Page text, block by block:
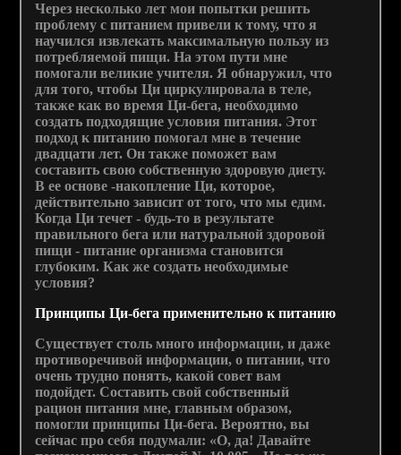
Через несколько лет мои попытки решить
проблему с питанием привели к тому, что я
научился извлекать максимальную пользу из
потребляемой пищи. На этом пути мне
помогали великие учителя. Я обнаружил, что
для того, чтобы Ци циркулировала в теле,
также как во время Ци-бега, необходимо
создать подходящие условия питания. Этот
подход к питанию помогал мне в течение
двадцати лет. Он также поможет вам
составить свою собственную здоровую диету.
В ее основе -накопление Ци, которое,
действительно зависит от того, что мы едим.
Когда Ци течет - будь-то в результате
правильного бега или натуральной здоровой
пищи - питание организма становится
глубоким. Как же создать необходимые
условия?
Принципы Ци-бега применительно к питанию
Существует столь много информации, и даже
противоречивой информации, о питании, что
очень трудно понять, какой совет вам
подойдет. Составить свой собственный
рацион питания мне, главным образом,
помогли принципы Ци-бега. Вероятно, вы
сейчас про себя подумали: «О, да! Давайте